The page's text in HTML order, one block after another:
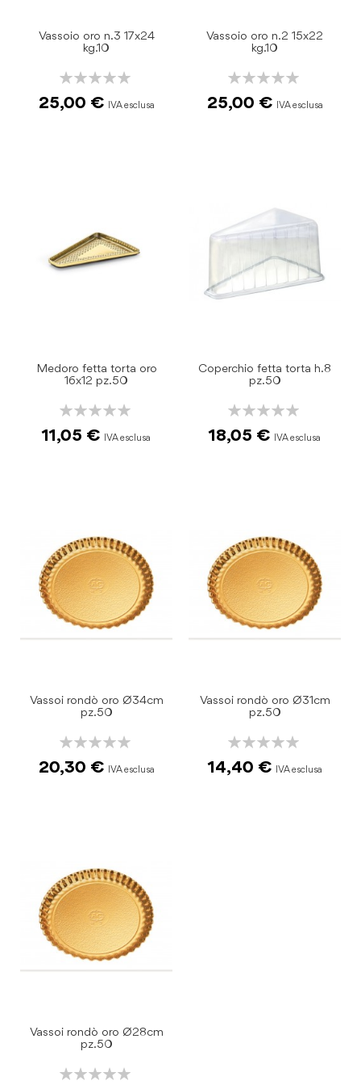
Vassoio oro n.3 17x24
kg.10
Rating:
25,00 €
Vassoio oro n.2 15x22
kg.10
Rating:
25,00 €
Medoro fetta torta oro
16x12 pz.50
Rating:
11,05 €
Coperchio fetta torta h.8
pz.50
Rating:
18,05 €
Vassoi rondò oro Ø34cm
pz.50
Rating:
20,30 €
Vassoi rondò oro Ø31cm
pz.50
Rating:
14,40 €
Vassoi rondò oro Ø28cm
pz.50
Rating: